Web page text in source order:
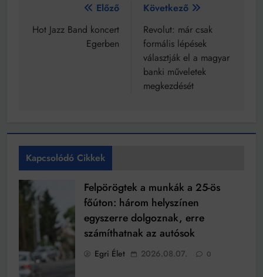
Bejegyzés
navigáció
Előző
Hot Jazz Band koncert
Egerben
Következő
Revolut: már csak
formális lépések
választják el a magyar
banki műveletek
megkezdését
Kapcsolódó Cikkek
Felpörögtek a munkák a 25-ös
főúton: három helyszínen
egyszerre dolgoznak, erre
számíthatnak az autósok
Egri Élet 2026.08.07. 0